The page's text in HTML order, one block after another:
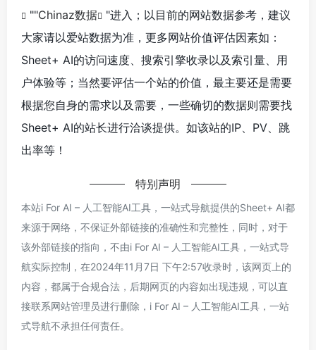
""Chinaz数据
"进入；以目前的网站数据参考，建议
大家请以爱站数据为准，更多网站价值评估因素如：
Sheet+ AI的访问速度、搜索引擎收录以及索引量、用
户体验等；当然要评估一个站的价值，最主要还是需要
根据您自身的需求以及需要，一些确切的数据则需要找
Sheet+ AI的站长进行洽谈提供。如该站的IP、PV、跳
出率等！
特别声明
本站i For AI – 人工智能AI工具，一站式导航提供的Sheet+ AI都
来源于网络，不保证外部链接的准确性和完整性，同时，对于
该外部链接的指向，不由i For AI – 人工智能AI工具，一站式导
航实际控制，在2024年11月7日 下午2:57收录时，该网页上的
内容，都属于合规合法，后期网页的内容如出现违规，可以直
接联系网站管理员进行删除，i For AI – 人工智能AI工具，一站
式导航不承担任何责任。